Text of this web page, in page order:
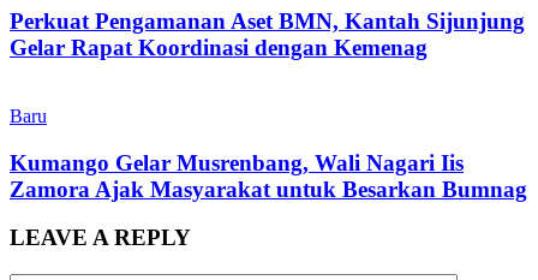
Perkuat Pengamanan Aset BMN, Kantah Sijunjung
Gelar Rapat Koordinasi dengan Kemenag
Baru
Kumango Gelar Musrenbang, Wali Nagari Iis
Zamora Ajak Masyarakat untuk Besarkan Bumnag
LEAVE A REPLY